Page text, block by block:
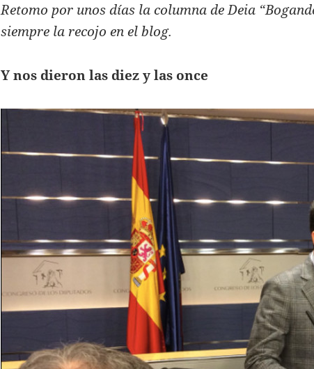
Retomo por unos días la columna de Deia
siempre la recojo en el blog.
Y nos dieron las diez y las once